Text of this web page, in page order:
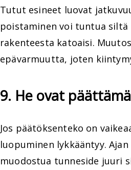
Tutut esineet luovat
poistaminen voi tuntua siltä
rakenteesta katoaisi.
epävarmuutta, joten
9. He ovat
Jos päätöksenteko on
luopuminen lykkääntyy.
muodostua tunneside juuri